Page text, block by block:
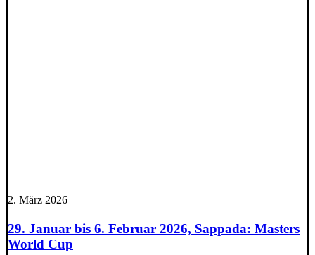
2. März 2026
29. Januar bis 6. Februar 2026, Sappada: Masters
World Cup